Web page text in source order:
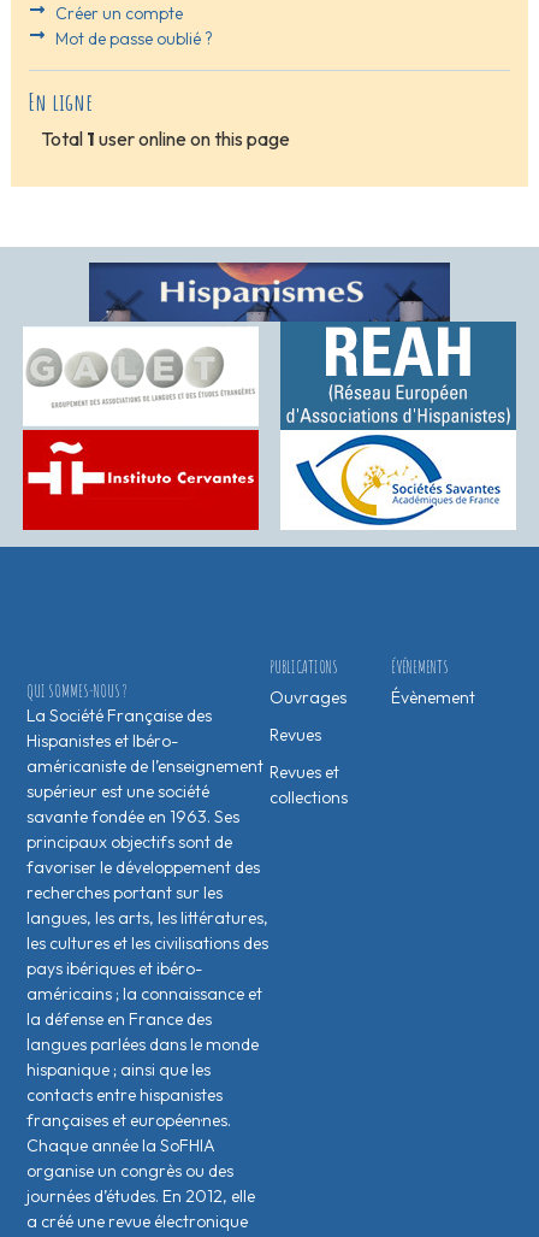
Créer un compte
Mot de passe oublié ?
En ligne
Total 1 user online on this page
ÉVÉNEMENTS
Évènement
PUBLICATIONS
Ouvrages
Revues
Revues et
collections
QUI SOMMES-NOUS ?
La Société Française des
Hispanistes et Ibéro-
américaniste de l’enseignement
supérieur est une société
savante fondée en 1963. Ses
principaux objectifs sont de
favoriser le développement des
recherches portant sur les
langues, les arts, les littératures,
les cultures et les civilisations des
pays ibériques et ibéro-
américains ; la connaissance et
la défense en France des
langues parlées dans le monde
hispanique ; ainsi que les
contacts entre hispanistes
français·es et européen·nes.
Chaque année la SoFHIA
organise un congrès ou des
journées d’études. En 2012, elle
a créé une revue électronique